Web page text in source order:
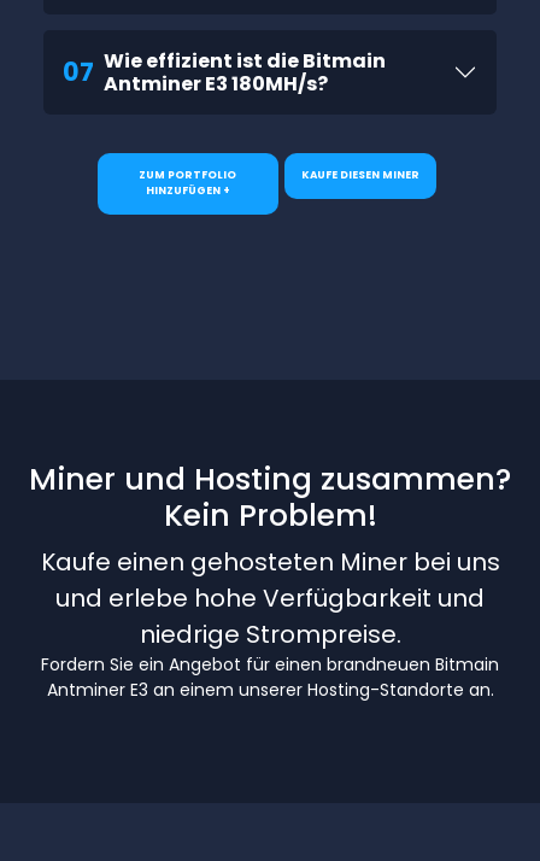
07 Wie effizient ist die Bitmain
Antminer E3 180MH/s?
ZUM PORTFOLIO
HINZUFÜGEN +
KAUFE DIESEN MINER
Miner und Hosting zusammen?
Kein Problem!
Kaufe einen gehosteten Miner bei uns
und erlebe hohe Verfügbarkeit und
niedrige Strompreise.
Fordern Sie ein Angebot für einen brandneuen Bitmain
Antminer E3 an einem unserer Hosting-Standorte an.